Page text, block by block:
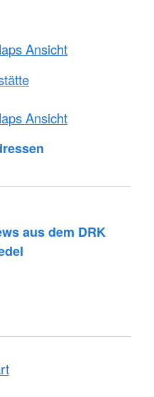
Ansicht
Ansicht
aus dem DRK